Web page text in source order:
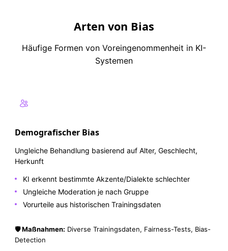
Arten von Bias
Häufige Formen von Voreingenommenheit in KI-
Systemen
Demografischer Bias
Ungleiche Behandlung basierend auf Alter, Geschlecht,
Herkunft
KI erkennt bestimmte Akzente/Dialekte schlechter
Ungleiche Moderation je nach Gruppe
Vorurteile aus historischen Trainingsdaten
🛡️ Maßnahmen: Diverse Trainingsdaten, Fairness-Tests, Bias-
Detection